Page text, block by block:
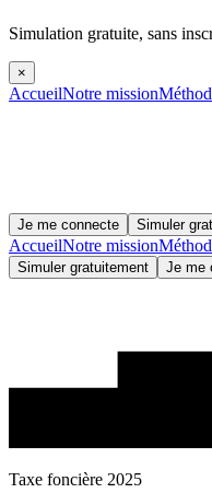
Simulation gratuite, sans
×
AccueilNotre mission
Je me connecte Simuler
AccueilNotre mission
Simuler gratuitement Je me
Taxe foncière 2025